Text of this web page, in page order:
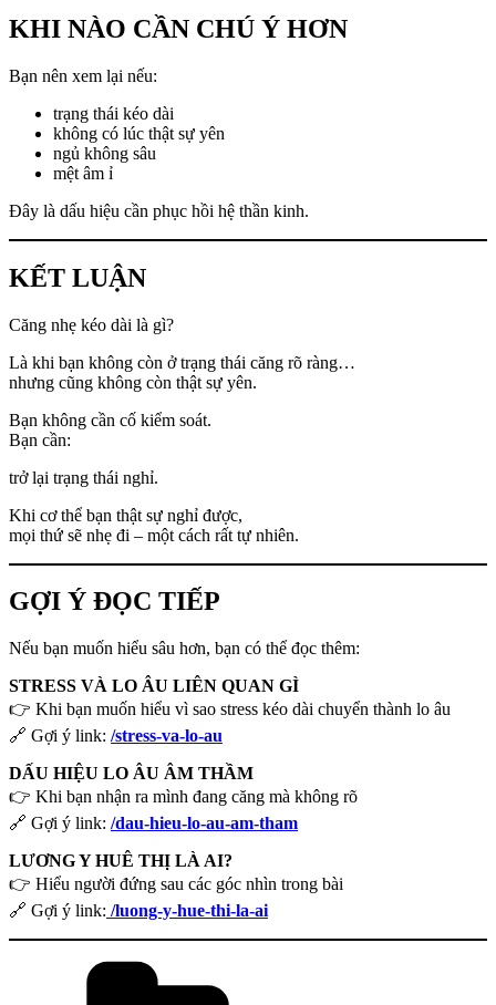
KHI NÀO CẦN CHÚ Ý HƠN
Bạn nên xem lại nếu:
trạng thái kéo dài
không có lúc thật sự yên
ngủ không sâu
mệt âm ỉ
Đây là dấu hiệu cần phục hồi hệ thần kinh.
KẾT LUẬN
Căng nhẹ kéo dài là gì?
Là khi bạn không còn ở trạng thái căng rõ ràng…
nhưng cũng không còn thật sự yên.
Bạn không cần cố kiểm soát.
Bạn cần:
trở lại trạng thái nghỉ.
Khi cơ thể bạn thật sự nghỉ được,
mọi thứ sẽ nhẹ đi – một cách rất tự nhiên.
GỢI Ý ĐỌC TIẾP
Nếu bạn muốn hiểu sâu hơn, bạn có thể đọc thêm:
STRESS VÀ LO ÂU LIÊN QUAN GÌ
👉 Khi bạn muốn hiểu vì sao stress kéo dài chuyển thành lo âu
🔗 Gợi ý link: /stress-va-lo-au
DẤU HIỆU LO ÂU ÂM THẦM
👉 Khi bạn nhận ra mình đang căng mà không rõ
🔗 Gợi ý link: /dau-hieu-lo-au-am-tham
LƯƠNG Y HUÊ THỊ LÀ AI?
👉 Hiểu người đứng sau các góc nhìn trong bài
🔗 Gợi ý link: /luong-y-hue-thi-la-ai